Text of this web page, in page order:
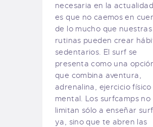
necesaria en la
es que no caemos en
de lo mucho que nuestras
rutinas pueden crear
sedentarios. El surf se
presenta como una
que combina aventura,
adrenalina, ejercicio físico
mental. Los surfcamps no
limitan sólo a enseñar
ya, sino que te abren las